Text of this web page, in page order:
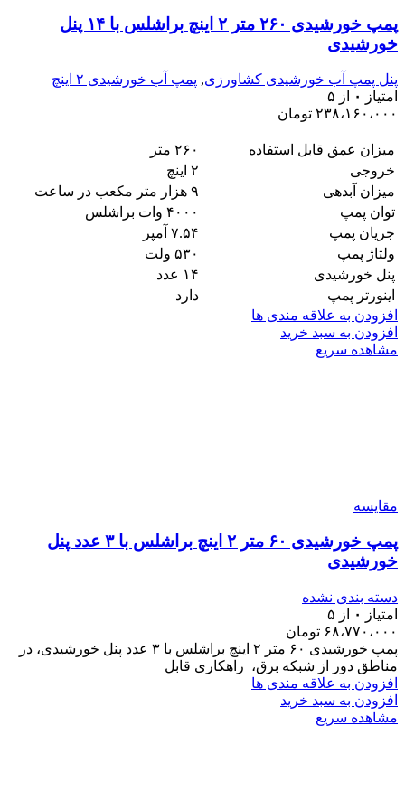
پمپ خورشیدی ۲۶۰ متر ۲ اینچ براشلس با ۱۴ پنل
خورشیدی
پنل پمپ آب خورشیدی کشاورزی, پمپ آب خورشیدی ۲ اینچ
امتیاز
۰
از ۵
۲۳۸،۱۶۰،۰۰۰ تومان
میزان عمق قابل استفاده
۲۶۰ متر
خروجی
۲ اینچ
میزان آبدهی
۹ هزار متر مکعب در ساعت
توان پمپ
۴۰۰۰ وات براشلس
جریان پمپ
۷.۵۴ آمپر
ولتاژ پمپ
۵۳۰ ولت
پنل خورشیدی
۱۴ عدد
اینورتر پمپ
دارد
افزودن به علاقه مندی ها
افزودن به سبد خرید
مشاهده سریع
مقایسه
پمپ خورشیدی ۶۰ متر ۲ اینچ براشلس با ۳ عدد پنل
خورشیدی
دسته بندی نشده
امتیاز
۰
از ۵
۶۸،۷۷۰،۰۰۰ تومان
پمپ خورشیدی ۶۰ متر ۲ اینچ براشلس با ۳ عدد پنل خورشیدی، در
مناطق دور از شبکه برق، راهکاری قابل
افزودن به علاقه مندی ها
افزودن به سبد خرید
مشاهده سریع